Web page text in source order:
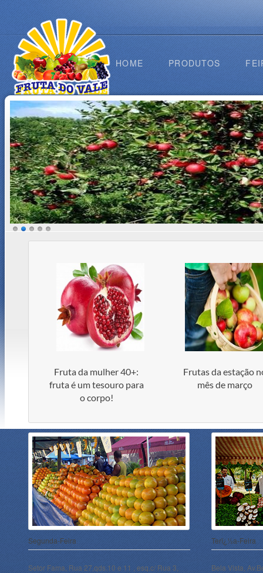
HOME PRODUTOS
Fruta da mulher 40+:
fruta é um tesouro para
o corpo!
Frutas da estação
mês de março
Segunda-Feira
Setor Fama, Rua 27,qds.10 e 11 , esq.c/ Rua 3,
Terï¿½a-Feira
Bela Vista,